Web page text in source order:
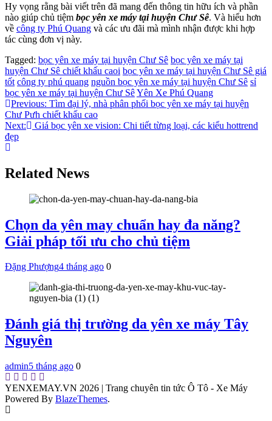
Hy vọng rằng bài viết trên đã mang đến thông tin hữu ích và phần
nào giúp chủ tiệm bọc yên xe máy tại huyện Chư Sê. Và hiểu hơn
về công ty Phú Quang và các ưu đãi mà mình nhận được khi hợp
tác cùng đơn vị này.
Tagged: bọc yên xe máy tại huyện Chư Sê bọc yên xe máy tại
huyện Chư Sê chiết khấu caoi bọc yên xe máy tại huyện Chư Sê giá
tốt công ty phú quang nguồn bọc yên xe máy tại huyện Chư Sê sỉ
bọc yên xe máy tại huyện Chư SêYên Xe Phú Quang
Điều
hướng
bài
viết
Previous: Tìm đại lý, nhà phân phối bọc yên xe máy tại huyện
Chư Pưh chiết khấu cao
Next:
Giá bọc yên xe vision: Chi tiết từng loại, các kiểu hottrend
đẹp
Related News
Chọn da yên may chuẩn hay đa năng?
Giải pháp tối ưu cho chủ tiệm
Đặng Phượng4 tháng ago 0
Đánh giá thị trường da yên xe máy Tây
Nguyên
admin5 tháng ago 0
YENXEMAY.VN 2026 | Trang chuyên tin tức Ô Tô - Xe Máy
Powered By BlazeThemes.